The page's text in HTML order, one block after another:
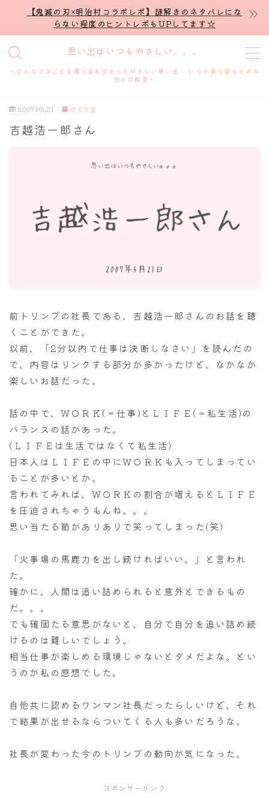
【鬼滅の刃×明治村コラボレポ】謎解きのネタバレにな
らない程度のヒントレポもUPしてます☆
思い出はいつもやさしい。。。
～どんなできごとも振り返ればきっとやさしい思い出 いつか振り返るための
日々の戯言～
MENU
プロフィール
舞台・ライブ
2007.05.21 ひとり言
吉越浩一郎さん
前トリンプの社長である、吉越浩一郎さんのお話を聴
くことができた。
以前、「2分以内で仕事は決断しなさい」を読んだの
で、内容はリンクする部分が多かったけど、なかなか
楽しいお話だった。
話の中で、ＷＯＲＫ(＝仕事)とＬＩＦＥ(＝私生活)の
バランスの話があった。
(ＬＩＦＥは生活ではなくて私生活)
日本人はＬＩＦＥの中にＷＯＲＫも入ってしまってい
ることが多いとか。
言われてみれば、ＷＯＲＫの割合が増えるとＬＩＦＥ
を圧迫されちゃうもんね。。。
思い当たる節がありありで笑ってしまった(笑)
「火事場の馬鹿力を出し続ければいい。」と言われ
た。
確かに、人間は追い詰められると意外とできるもの
だ。。。
でも確固たる意思がないと、自分で自分を追い詰め続
けるのは難しいでしょう。
相当仕事が楽しめる環境じゃないとダメだよな。とい
うのが私の感想でした。
自他共に認めるワンマン社長だったらしいけど、それ
で結果が出せるならついてくる人も多いだろうな。
社長が変わった今のトリンプの動向が気になった。
スポンサーリンク